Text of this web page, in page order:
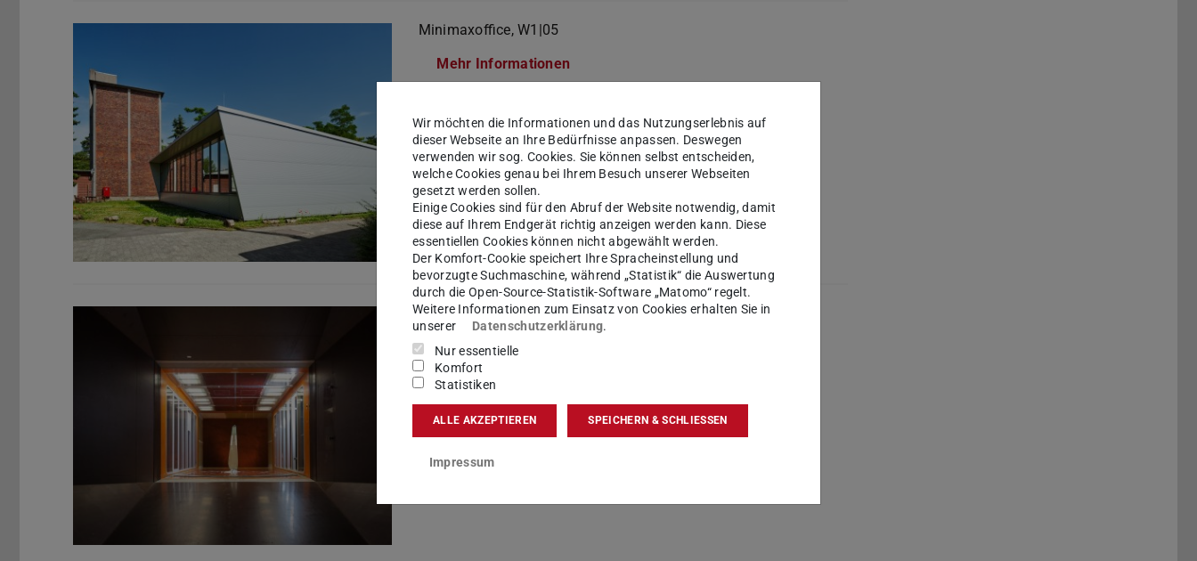
Minimaxoffice, W1|05
Mehr Informationen
Innenaufnahme Windkanal, W1|04
Mehr Informationen
Wir möchten die Informationen und das Nutzungserlebnis auf
dieser Webseite an Ihre Bedürfnisse anpassen. Deswegen
verwenden wir sog. Cookies. Sie können selbst entscheiden,
welche Cookies genau bei Ihrem Besuch unserer Webseiten
gesetzt werden sollen.
Einige Cookies sind für den Abruf der Website notwendig, damit
diese auf Ihrem Endgerät richtig anzeigen werden kann. Diese
essentiellen Cookies können nicht abgewählt werden.
Der Komfort-Cookie speichert Ihre Spracheinstellung und
bevorzugte Suchmaschine, während „Statistik“ die Auswertung
durch die Open-Source-Statistik-Software „Matomo“ regelt.
Weitere Informationen zum Einsatz von Cookies erhalten Sie in
unserer
Datenschutzerklärung.
Nur essentielle
Komfort
Statistiken
ALLE AKZEPTIEREN SPEICHERN & SCHLIESSEN
Impressum